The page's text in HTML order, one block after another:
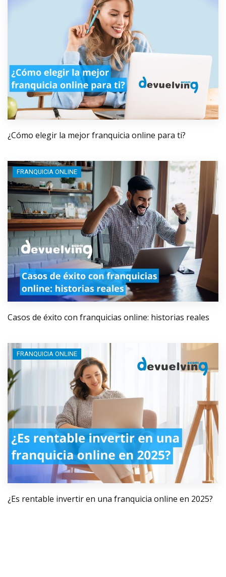
¿Cómo elegir la mejor franquicia online para ti?
FRANQUICIA ONLINE
Casos de éxito con franquicias online: historias reales
FRANQUICIA ONLINE
¿Es rentable invertir en una franquicia online en 2025?